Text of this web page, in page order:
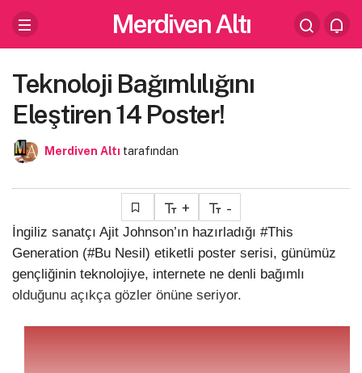
Merdiven Altı
Teknoloji Bağımlılığını
Eleştiren 14 Poster!
Merdiven Altı tarafından
+ -
İngiliz sanatçı Ajit Johnson’ın hazırladığı #This
Generation (#Bu Nesil) etiketli poster serisi, günümüz
gençliğinin teknolojiye, internete ne denli bağımlı
olduğunu açıkça gözler önüne seriyor.